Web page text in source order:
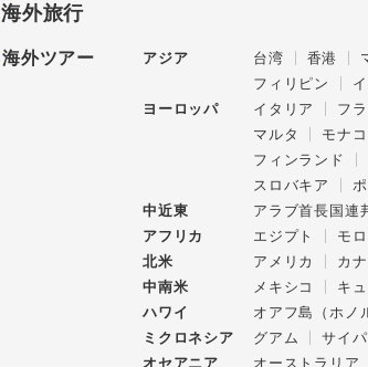
海外旅行
海外ツアー アジア 台湾 香港
フィリピン
ヨーロッパ
イタリア フ
マルタ
モナコ
フィンランド
スロバキア
中近東
アラブ首長国連
アフリカ
エジプト モ
北米
アメリカ
カ
中南米
メキシコ キ
ハワイ
オアフ島（ホノ
ミクロネシア
グアム サイ
オセアニア
オーストラリア